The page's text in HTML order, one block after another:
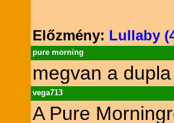
Előzmény: Lullaby
pure morning
megvan a
vega713
A Pure